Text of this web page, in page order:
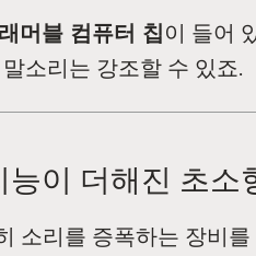
머블 컴퓨터 칩 이 들어
소리는 강조할 수 있죠.
이 더해진 초소
소리를 증폭하는 장비를